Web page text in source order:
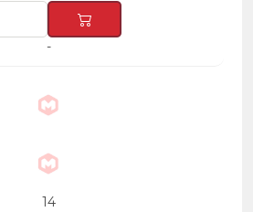
-
14